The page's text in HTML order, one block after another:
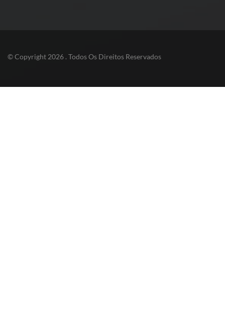
© Copyright 2026 . Todos Os Direitos Reservados